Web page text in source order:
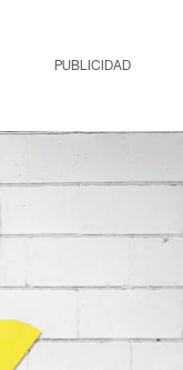
PUBLICIDAD